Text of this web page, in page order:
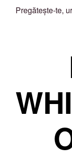
Pregătește-te,